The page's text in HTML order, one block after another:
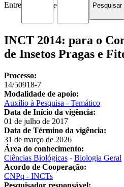
Entre e
INCT 2014: para o
de Insetos Pragas e
Processo:
14/50918-7
Modalidade de apoio:
Auxílio à Pesquisa - Temático
Data de Início da vigência:
01 de julho de 2017
Data de Término da vigência:
31 de março de 2026
Área do conhecimento:
Ciências Biológicas - Biologia Geral
Acordo de Cooperação:
CNPq - INCTs
Pesquisador responsável: